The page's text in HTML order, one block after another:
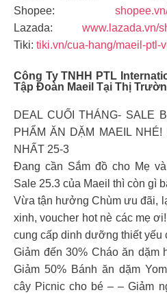
Shopee:
Lazada: www.lazada.vn/
Tiki: tiki.vn/cua-hang/maeil-ptl-
Công Ty TNHH PTL
Tập Đoàn Maeil Tại Thị
DEAL CUỐI THÁNG- SALE
PHẨM ĂN DẶM MAEIL
NHẤT 25-3
Đang cần Sắm đồ cho Mẹ
Sale 25.3 của Maeil thì còn gì
Vừa tận hưởng Chùm ưu đãi,
xinh, voucher hot nè các mẹ
cung cấp dinh dưỡng thiết yếu
Giảm đến 30% Cháo ăn dặm
Giảm 50% Bánh ăn dặm
cây Picnic cho bé – – Giảm